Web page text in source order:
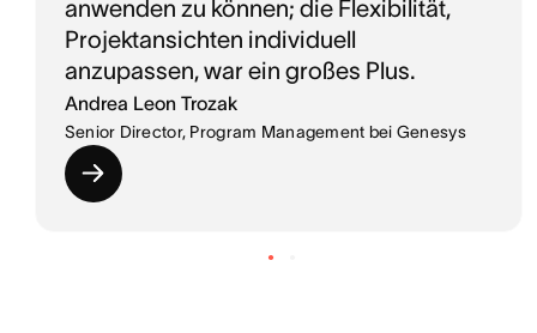
anwenden zu können; die Flexibilität,
Projektansichten individuell
anzupassen, war ein großes Plus.
Andrea Leon Trozak
Senior Director, Program Management bei Genesys